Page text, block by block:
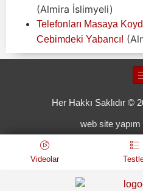
(Almira İslimyeli)
Telefonları Masaya
Cebimdeki Yabancı!
Her Hakkı Saklıdır ©
web site
Videolar